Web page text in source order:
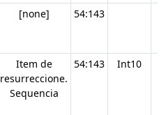
[none] 54:143
Item de
resurreccione.
Sequencia
54:143 Int10